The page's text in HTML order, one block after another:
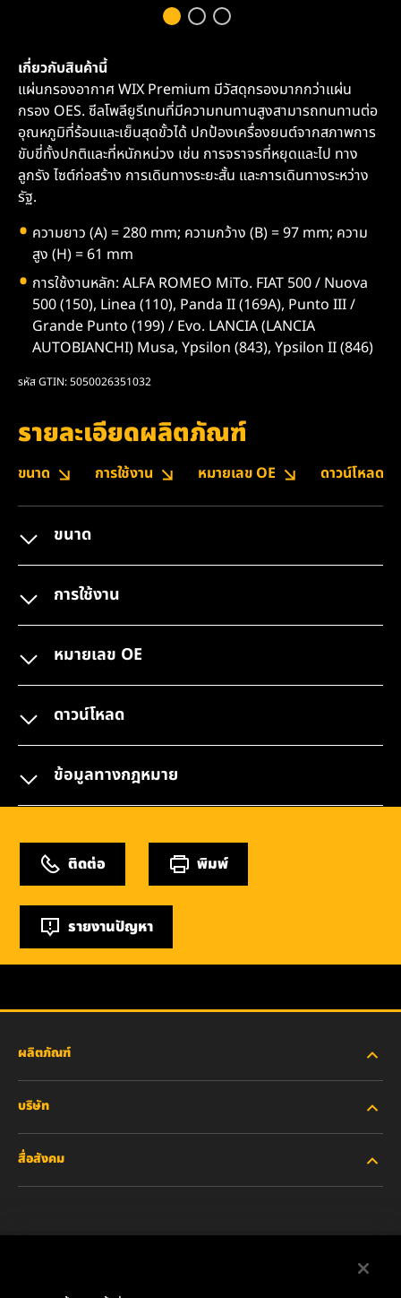
เกี่ยวกับสินค้านี้
แผ่นกรองอากาศ WIX Premium มีวัสดุกรองมากกว่าแผ่น
กรอง OES. ซีลโพลียูรีเทนที่มีความทนทานสูงสามารถทนทานต่อ
อุณหภูมิที่ร้อนและเย็นสุดขั้วได้ ปกป้องเครื่องยนต์จากสภาพการ
ขับขี่ทั้งปกติและที่หนักหน่วง เช่น การจราจรที่หยุดและไป ทาง
ลูกรัง ไซต์ก่อสร้าง การเดินทางระยะสั้น และการเดินทางระหว่าง
รัฐ.
ความยาว (A) = 280 mm; ความกว้าง (B) = 97 mm; ความ
สูง (H) = 61 mm
การใช้งานหลัก: ALFA ROMEO MiTo. FIAT 500 / Nuova
500 (150), Linea (110), Panda II (169A), Punto III /
Grande Punto (199) / Evo. LANCIA (LANCIA
AUTOBIANCHI) Musa, Ypsilon (843), Ypsilon II (846)
รหัส GTIN: 5050026351032
รายละเอียดผลิตภัณฑ์
ขนาด การใช้งาน หมายเลข OE ดาวน์โหลด
ขนาด
การใช้งาน
หมายเลข OE
ดาวน์โหลด
ข้อมูลทางกฎหมาย
ติดต่อ พิมพ์
รายงานปัญหา
ผลิตภัณฑ์
รถยนต์ส่วนบุคคลและรถบรรทุกงานเบา
บริษัท
สื่อสังคม